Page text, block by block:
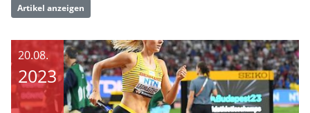
Artikel anzeigen
20.08.
2023